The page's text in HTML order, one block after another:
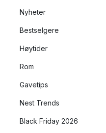
Nyheter
Bestselgere
Høytider
Rom
Gavetips
Nest Trends
Black Friday 2026